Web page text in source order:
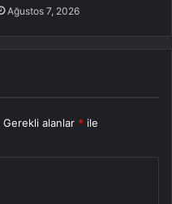
Ağustos 7, 2026
Gerekli alanlar * ile